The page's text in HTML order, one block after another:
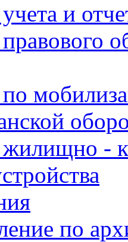
и
-
по